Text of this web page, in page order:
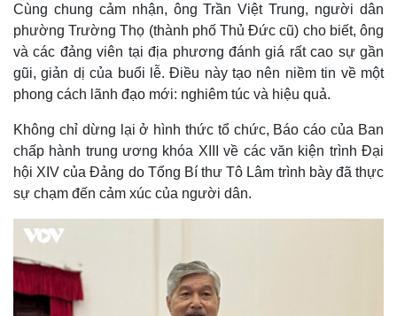
Thế giới
Cuộc sống đó đây
Hồ sơ
Multimedia
Ảnh
E-Magazine
Infographic
Cùng chung cảm nhận, ông Trần Việt Trung, người dân
phường Trường Thọ (thành phố Thủ Đức cũ) cho biết, ông
và các đảng viên tại địa phương đánh giá rất cao sự gần
gũi, giản dị của buổi lễ. Điều này tạo nên niềm tin về một
phong cách lãnh đạo mới: nghiêm túc và hiệu quả.
Không chỉ dừng lại ở hình thức tổ chức, Báo cáo của Ban
chấp hành trung ương khóa XIII về các văn kiện trình Đại
hội XIV của Đảng do Tổng Bí thư Tô Lâm trình bày đã thực
sự chạm đến cảm xúc của người dân.